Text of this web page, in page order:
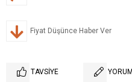
Fiyat Düşünce Haber Ver
TAVSIYE YORUM